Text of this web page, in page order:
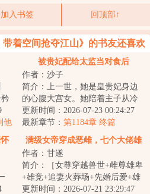
加入书签 回顶部↑
着空间抢夺江山》的书友还喜欢
他
被贵妃配给太监当对食后
作者：沙子
简介：上一世，她是皇贵妃身边
的心腹大宫女。她陪着主子从冷
宫里的罪妇温答应，步步筹谋，
饱受磋磨，终于...
更新时间：2026-07-23 00:24:27
最新章节： 第1184章 终篇
满级女帝穿成恶雌，七个大佬雄
作者：甘遂
简介：［女尊穿越兽世+雌尊雄卑
+雄竞+追妻火葬场+先婚后爱+雄
竞修罗场+万人迷+vn］&lt;br/&gt;
更新时间：2026-07-21 23:29:47